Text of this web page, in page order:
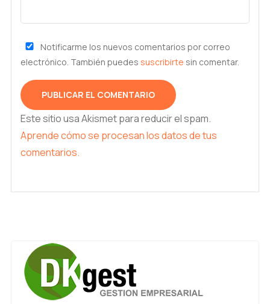
Notificarme los nuevos comentarios por correo
electrónico. También puedes suscribirte sin comentar.
Este sitio usa Akismet para reducir el spam.
Aprende cómo se procesan los datos de tus
comentarios.